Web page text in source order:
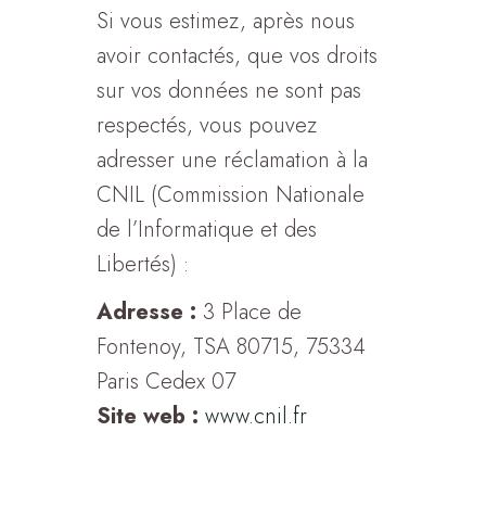
Si vous estimez, après nous
avoir contactés, que vos droits
sur vos données ne sont pas
respectés, vous pouvez
adresser une réclamation à la
CNIL (Commission Nationale
de l’Informatique et des
Libertés) :
Adresse : 3 Place de
Fontenoy, TSA 80715, 75334
Paris Cedex 07
Site web : www.cnil.fr